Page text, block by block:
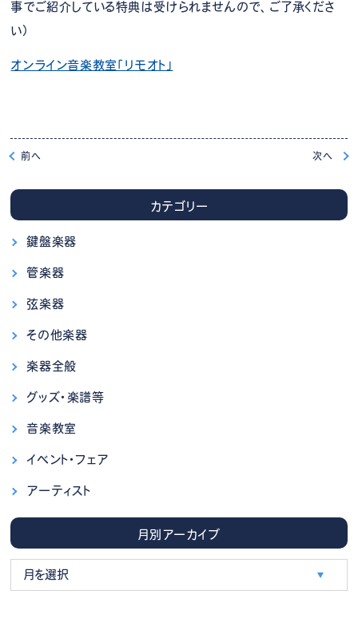
事でご紹介している特典は受けられませんので、ご了承くださ
い）
オンライン音楽教室「リモオト」
前へ 次へ
カテゴリー
鍵盤楽器
管楽器
弦楽器
その他楽器
楽器全般
グッズ・楽譜等
音楽教室
イベント・フェア
アーティスト
月別アーカイブ